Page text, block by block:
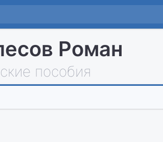
Роман
пособия